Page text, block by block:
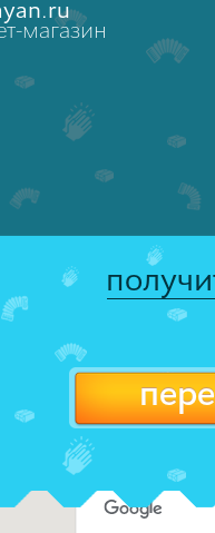
магазин